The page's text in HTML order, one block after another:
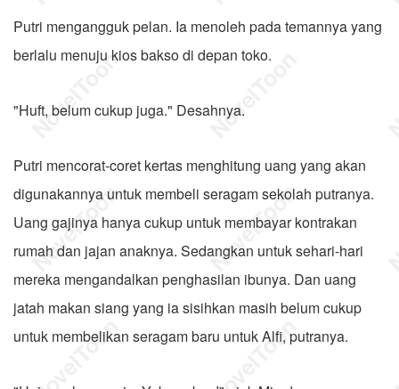
Putri mengangguk pelan. Ia menoleh pada temannya yang
berlalu menuju kios bakso di depan toko.
"Huft, belum cukup juga." Desahnya.
Putri mencorat-coret kertas menghitung uang yang akan
digunakannya untuk membeli seragam sekolah putranya.
Uang gajinya hanya cukup untuk membayar kontrakan
rumah dan jajan anaknya. Sedangkan untuk sehari-hari
mereka mengandalkan penghasilan ibunya. Dan uang
jatah makan siang yang ia sisihkan masih belum cukup
untuk membelikan seragam baru untuk Alfi, putranya.